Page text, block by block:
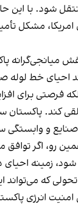
منتقل شود. با
امریکا، مشکل
میانجی‌گرانه
احیای خط لوله
فرصتی برای
کند. پاکستان
و وابستگی
رو، اگر توافق
زمینه احیای
که می‌تواند این
انرژی